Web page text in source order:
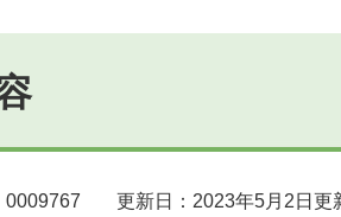
0009767 更新日：2023年5月2日更